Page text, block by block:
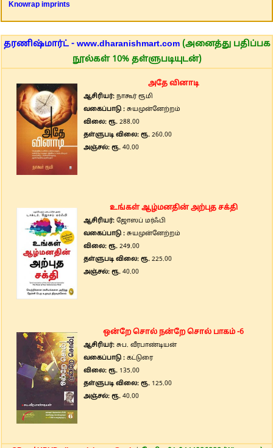
Knowrap imprints
தரணிஷ்மார்ட் - www.dharanishmart.com (அனைத்து பதிப்பக
நூல்கள் 10% தள்ளுபடியுடன்)
அதே வினாடி
ஆசிரியர்: நாகூர் ரூமி
வகைப்பாடு : சுயமுன்னேற்றம்
விலை: ரூ. 288.00
தள்ளுபடி விலை: ரூ. 260.00
அஞ்சல்: ரூ. 40.00
உங்கள் ஆழ்மனதின் அற்புத சக்தி
ஆசிரியர்: ஜோஸப் மர்ஃபி
வகைப்பாடு : சுயமுன்னேற்றம்
விலை: ரூ. 249.00
தள்ளுபடி விலை: ரூ. 225.00
அஞ்சல்: ரூ. 40.00
ஒன்றே சொல் நன்றே சொல் பாகம் -6
ஆசிரியர்: சுப. வீரபாண்டியன்
வகைப்பாடு : கட்டுரை
விலை: ரூ. 135.00
தள்ளுபடி விலை: ரூ. 125.00
அஞ்சல்: ரூ. 40.00